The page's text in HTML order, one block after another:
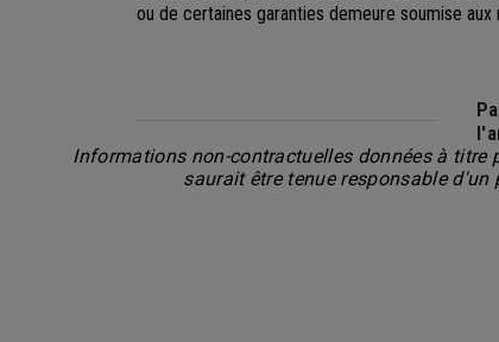
ou de certaines garanties demeure soumise aux
Informations non-contractuelles données à titre
saurait être tenue responsable